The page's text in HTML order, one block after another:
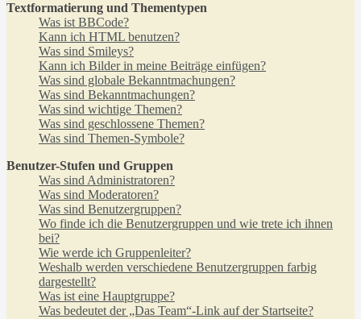
Textformatierung und Thementypen
Was ist BBCode?
Kann ich HTML benutzen?
Was sind Smileys?
Kann ich Bilder in meine Beiträge einfügen?
Was sind globale Bekanntmachungen?
Was sind Bekanntmachungen?
Was sind wichtige Themen?
Was sind geschlossene Themen?
Was sind Themen-Symbole?
Benutzer-Stufen und Gruppen
Was sind Administratoren?
Was sind Moderatoren?
Was sind Benutzergruppen?
Wo finde ich die Benutzergruppen und wie trete ich ihnen
bei?
Wie werde ich Gruppenleiter?
Weshalb werden verschiedene Benutzergruppen farbig
dargestellt?
Was ist eine Hauptgruppe?
Was bedeutet der „Das Team“-Link auf der Startseite?